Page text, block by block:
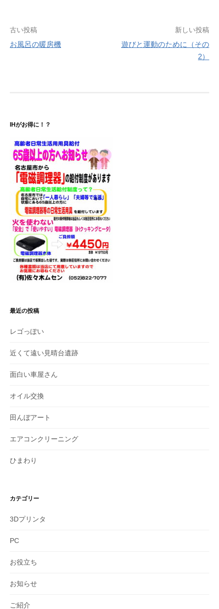
投
稿
ー
シ
ョ
ン
古い投稿
お風呂の暖房機
新しい投稿
遊びと運動のために（その
2）
IHがお得に！？
最近の投稿
レゴっぽい
近くて遠い見晴台遺跡
面白い車屋さん
オイル交換
田んぼアート
エアコンクリーニング
ひまわり
カテゴリー
3Dプリンタ
PC
お役立ち
お知らせ
ご紹介